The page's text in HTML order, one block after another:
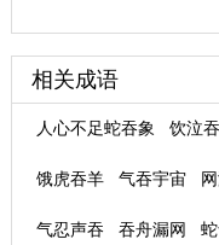
相关成语
人心不足蛇吞象 饮泣
饿虎吞羊 气吞宇宙
气忍声吞 吞舟漏网